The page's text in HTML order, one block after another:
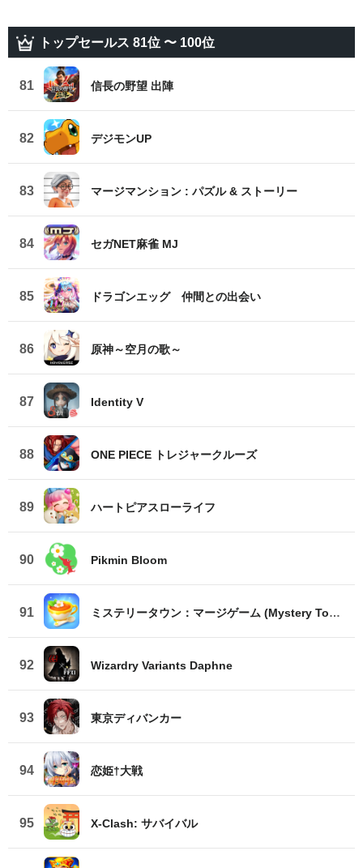
トップセールス 81位 〜 100位
81 信長の野望 出陣
82 デジモンUP
83 マージマンション : パズル & ストーリー
84 セガNET麻雀 MJ
85 ドラゴンエッグ 仲間との出会い
86 原神～空月の歌～
87 Identity V
88 ONE PIECE トレジャークルーズ
89 ハートピアスローライフ
90 Pikmin Bloom
91 ミステリータウン：マージゲーム (Mystery Town)
92 Wizardry Variants Daphne
93 東京ディバンカー
94 恋姫†大戦
95 X-Clash: サバイバル